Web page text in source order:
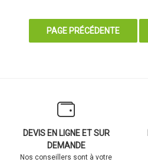
DEVIS EN LIGNE ET SUR
DEMANDE
Nos conseillers sont à votre